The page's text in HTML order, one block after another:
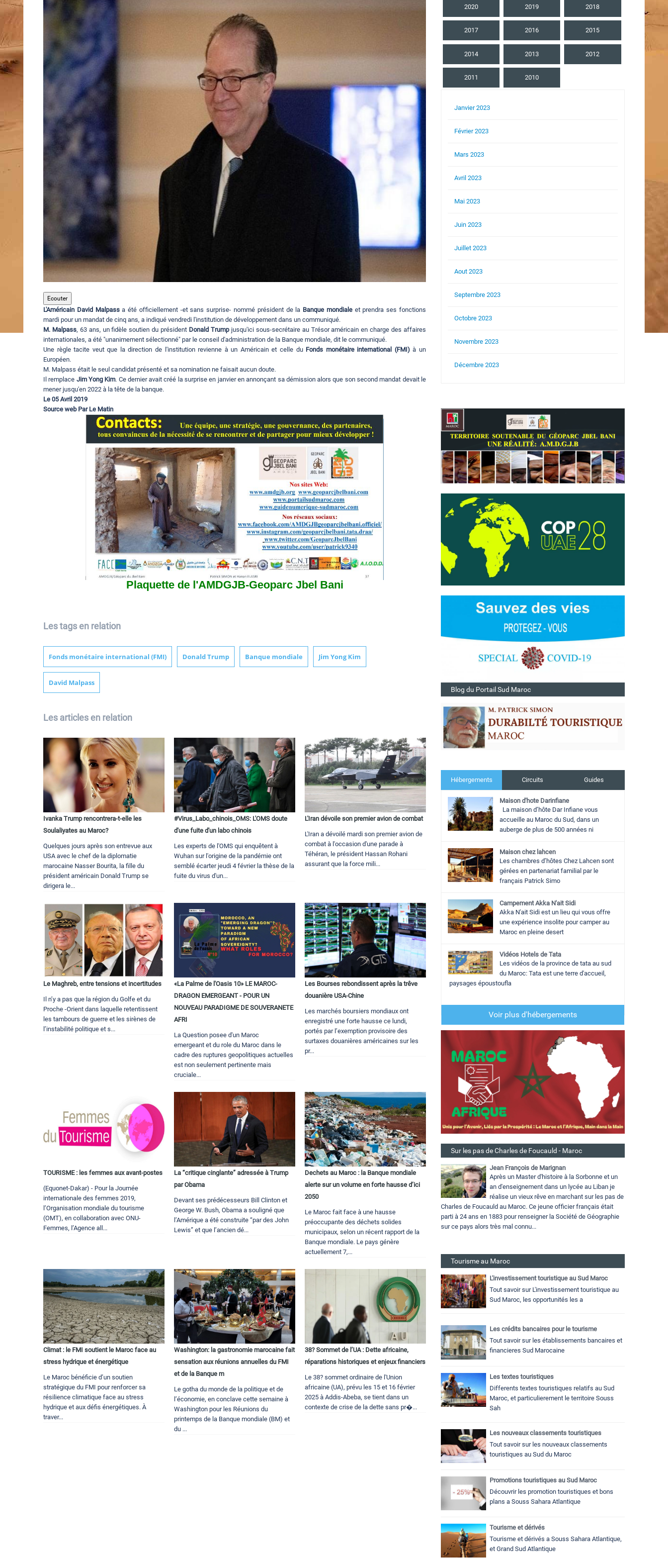
Ecouter
L'Américain David Malpassa été officiellement -et sans surprise- nommé président de la Banque mondialeet prendra ses fonctions
mardi pour un mandat de cinq ans, a indiqué vendredi l'institution de développement dans un communiqué.
M. Malpass, 63 ans, un fidèle soutien du président Donald Trumpjusqu'ici sous-secrétaire au Trésor américain en charge des affaires
internationales, a été "unanimement sélectionné" par le conseil d'administration de la Banque mondiale, dit le communiqué.
Une règle tacite veut que la direction de l'institution revienne à un Américain et celle du Fonds monétaire international (FMI)à un
Européen.
M. Malpass était le seul candidat présenté et sa nomination ne faisait aucun doute.
Il remplace Jim Yong Kim. Ce dernier avait créé la surprise en janvier en annonçant sa démission alors que son second mandat devait le
mener jusqu'en 2022 à la tête de la banque.
Le 05 Avril 2019
Source web Par Le Matin
Plaquette de l'AMDGJB-Geoparc Jbel Bani
Les tags en relation
Fonds monétaire international (FMI) Donald Trump Banque mondiale Jim Yong Kim
David Malpass
Les articles en relation
Ivanka Trump rencontrera-t-elle les
Soulaliyates au Maroc?
Quelques jours après son entrevue aux
USA avec le chef de la diplomatie
marocaine Nasser Bourita, la fille du
président américain Donald Trump se
dirigera le...
#Virus_Labo_chinois_OMS: L'OMS doute
d'une fuite d'un labo chinois
Les experts de l'OMS qui enquêtent à
Wuhan sur l'origine de la pandémie ont
semblé écarter jeudi 4 février la thèse de la
fuite du virus d'un...
L'Iran dévoile son premier avion de combat
L'Iran a dévoilé mardi son premier avion de
combat à l'occasion d'une parade à
Téhéran, le président Hassan Rohani
assurant que la force mili...
Le Maghreb, entre tensions et incertitudes
Il n’y a pas que la région du Golfe et du
Proche -Orient dans laquelle retentissent
les tambours de guerre et les sirènes de
l’instabilité politique et s...
«La Palme de l'Oasis 10» LE MAROC-
DRAGON EMERGEANT - POUR UN
NOUVEAU PARADIGME DE SOUVERANETE
AFRI
La Question posee d'un Maroc
emergeant et du role du Maroc dans le
cadre des ruptures geopolitiques actuelles
est non seulement pertinente mais
cruciale...
Les Bourses rebondissent après la trêve
douanière USA-Chine
Les marchés boursiers mondiaux ont
enregistré une forte hausse ce lundi,
portés par l’exemption provisoire des
surtaxes douanières américaines sur les
pr...
TOURISME : les femmes aux avant-postes
(Equonet-Dakar) - Pour la Journée
internationale des femmes 2019,
l’Organisation mondiale du tourisme
(OMT), en collaboration avec ONU-
Femmes, l’Agence all...
La “critique cinglante” adressée à Trump
par Obama
Devant ses prédécesseurs Bill Clinton et
George W. Bush, Obama a souligné que
l’Amérique a été construite “par des John
Lewis” et que l’ancien dé...
Dechets au Maroc : la Banque mondiale
alerte sur un volume en forte hausse d’ici
2050
Le Maroc fait face à une hausse
préoccupante des déchets solides
municipaux, selon un récent rapport de la
Banque mondiale. Le pays génère
actuellement 7,...
Climat : le FMI soutient le Maroc face au
stress hydrique et énergétique
Le Maroc bénéficie d’un soutien
stratégique du FMI pour renforcer sa
résilience climatique face au stress
hydrique et aux défis énergétiques. À
traver...
Washington: la gastronomie marocaine fait
sensation aux réunions annuelles du FMI
et de la Banque m
Le gotha du monde de la politique et de
l’économie, en conclave cette semaine à
Washington pour les Réunions du
printemps de la Banque mondiale (BM) et
du ...
38? Sommet de l’UA : Dette africaine,
réparations historiques et enjeux financiers
Le 38? sommet ordinaire de l'Union
africaine (UA), prévu les 15 et 16 février
2025 à Addis-Abeba, se tient dans un
contexte de crise de la dette sans pr�...
2020 2019 2018
2017 2016 2015
2014 2013 2012
2011 2010
Janvier 2023
Février 2023
Mars 2023
Avril 2023
Mai 2023
Juin 2023
Juillet 2023
Aout 2023
Septembre 2023
Octobre 2023
Novembre 2023
Décembre 2023
Blog du Portail Sud Maroc
Hébergements Circuits Guides
Maison d'hote Darinfiane
La maison d’hôte Dar Infiane vous
accueille au Maroc du Sud, dans un
auberge de plus de 500 années ni
Maison chez lahcen
Les chambres d’hôtes Chez Lahcen sont
gérées en partenariat familial par le
français Patrick Simo
Campement Akka N'ait Sidi
Akka N'ait Sidi est un lieu qui vous offre
une expérience insolite pour camper au
Maroc en pleine desert
Vidéos Hotels de Tata
Les vidéos de la province de tata au sud
du Maroc: Tata est une terre d'accueil,
paysages époustoufla
Voir plus d'hébergements
Sur les pas de Charles de Foucauld - Maroc
Jean François de Marignan
Après un Master d'histoire à la Sorbonne et un
an d'enseignement dans un lycée au Liban je
réalise un vieux rêve en marchant sur les pas de
Charles de Foucauld au Maroc. Ce jeune officier français était
parti à 24 ans en 1883 pour renseigner la Société de Géographie
sur ce pays alors très mal connu...
Tourisme au Maroc
L'investissement touristique au Sud Maroc
Tout savoir sur L'investissement touristique au
Sud Maroc, les opportunités les a
Les crédits bancaires pour le tourisme
Tout savoir sur les établissements bancaires et
financieres Sud Marocaine
Les textes touristiques
Differents textes touristiques relatifs au Sud
Maroc, et particulierement le territoire Souss
Sah
Les nouveaux classements touristiques
Tout savoir sur les nouveaux classements
touristiques au Sud du Maroc
Promotions touristiques au Sud Maroc
Découvrir les promotion touristiques et bons
plans a Souss Sahara Atlantique
Tourisme et dérivés
Tourisme et dérivés a Souss Sahara Atlantique,
et Grand Sud Atlantique